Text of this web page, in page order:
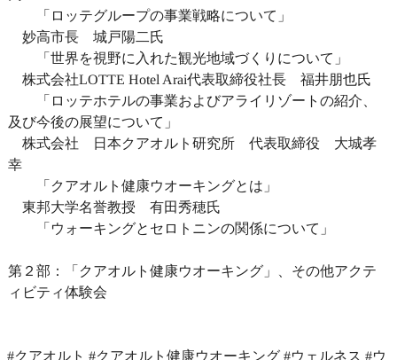
「ロッテグループの事業戦略について」
妙高市長 城戸陽二氏
「世界を視野に入れた観光地域づくりについて」
株式会社LOTTE Hotel Arai代表取締役社長 福井朋也氏
「ロッテホテルの事業およびアライリゾートの紹介、
及び今後の展望について」
株式会社 日本クアオルト研究所 代表取締役 大城孝
幸
「クアオルト健康ウオーキングとは」
東邦大学名誉教授 有田秀穂氏
「ウォーキングとセロトニンの関係について」
第２部：「クアオルト健康ウオーキング」、その他アクテ
ィビティ体験会
#クアオルト #クアオルト健康ウオーキング #ウェルネス #ウ